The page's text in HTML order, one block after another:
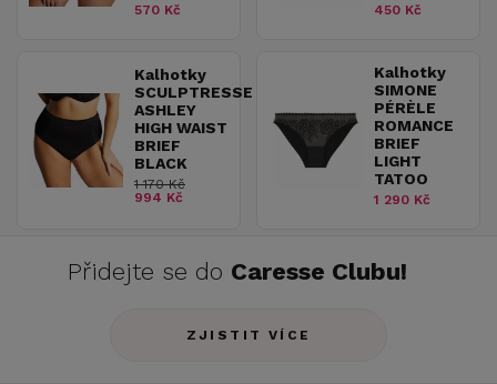
570 Kč 450 Kč
Kalhotky
SCULPTRESSE
ASHLEY
HIGH WAIST
BRIEF
BLACK
1 170 Kč
994 Kč
Kalhotky
SIMONE
PÉRÈLE
ROMANCE
BRIEF
LIGHT
TATOO
1 290 Kč
Přidejte se do Caresse Clubu!
ZJISTIT VÍCE